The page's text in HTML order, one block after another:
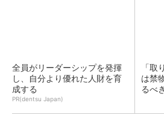
全員がリーダーシップを発揮
し、自分より優れた人財を育
成する
PR(dentsu Japan)
「取
は禁
るべ